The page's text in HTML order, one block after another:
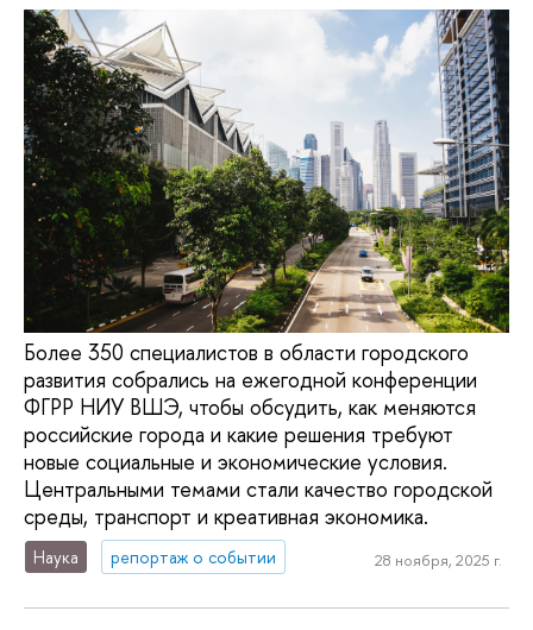
Более 350 специалистов в области городского
развития собрались на ежегодной конференции
ФГРР НИУ ВШЭ, чтобы обсудить, как меняются
российские города и какие решения требуют
новые социальные и экономические условия.
Центральными темами стали качество городской
среды, транспорт и креативная экономика.
Наука репортаж о событии 28 ноября, 2025 г.